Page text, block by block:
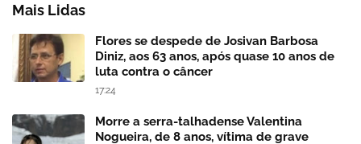
Mais Lidas
Flores se despede de Josivan Barbosa
Diniz, aos 63 anos, após quase 10 anos de
luta contra o câncer
17:24
Morre a serra-talhadense Valentina
Nogueira, de 8 anos, vítima de grave